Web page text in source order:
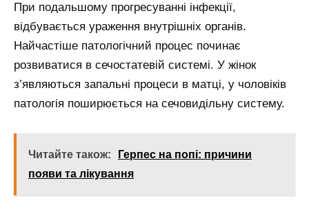
При подальшому прогресуванні інфекції,
відбувається ураження внутрішніх органів.
Найчастіше патологічний процес починає
розвиватися в сечостатевій системі. У жінок
з’являються запальні процеси в матці, у чоловіків
патологія поширюється на сечовидільну систему.
Читайте також:
Герпес на попі: причини
появи та лікування